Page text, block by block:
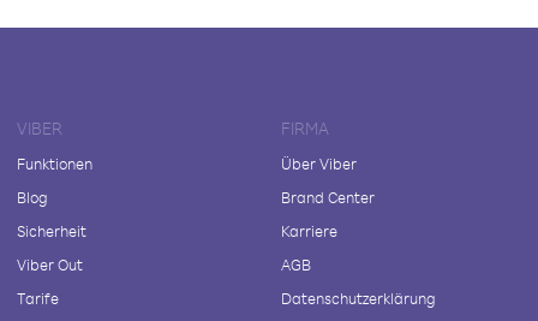
VIBER
Funktionen
Blog
Sicherheit
Viber Out
Tarife
FIRMA
Über Viber
Brand Center
Karriere
AGB
Datenschutzerklärung